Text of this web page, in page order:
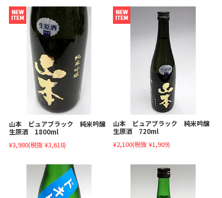
山本 ピュアブラック 純米吟醸
生原酒 1800ml
¥3,980(税抜 ¥3,618)
山本 ピュアブラック 純米吟醸
生原酒 720ml
¥2,100(税抜 ¥1,909)